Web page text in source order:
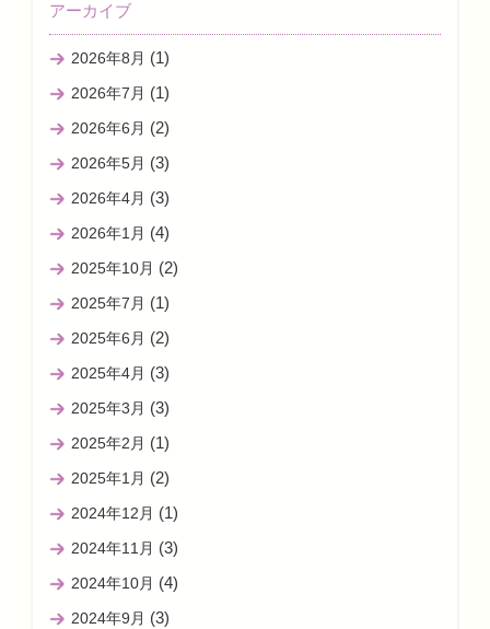
アーカイブ
2026年8月 (1)
2026年7月 (1)
2026年6月 (2)
2026年5月 (3)
2026年4月 (3)
2026年1月 (4)
2025年10月 (2)
2025年7月 (1)
2025年6月 (2)
2025年4月 (3)
2025年3月 (3)
2025年2月 (1)
2025年1月 (2)
2024年12月 (1)
2024年11月 (3)
2024年10月 (4)
2024年9月 (3)